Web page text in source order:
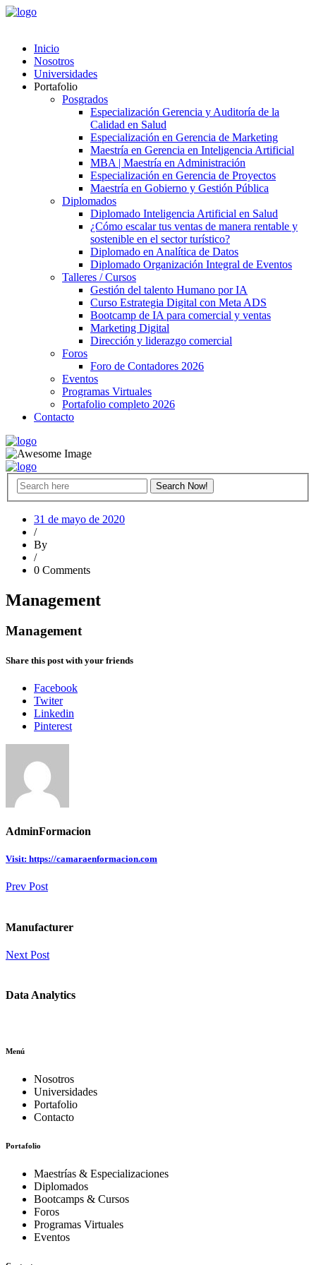
Inicio
Nosotros
Universidades
Portafolio
Posgrados
Especialización Gerencia y Auditoría de la
Calidad en Salud
Especialización en Gerencia de Marketing
Maestría en Gerencia en Inteligencia Artificial
MBA | Maestría en Administración
Especialización en Gerencia de Proyectos
Maestría en Gobierno y Gestión Pública
Diplomados
Diplomado Inteligencia Artificial en Salud
¿Cómo escalar tus ventas de manera rentable y
sostenible en el sector turístico?
Diplomado en Analítica de Datos
Diplomado Organización Integral de Eventos
Talleres / Cursos
Gestión del talento Humano por IA​
Curso Estrategia Digital con Meta ADS
Bootcamp de IA para comercial y ventas
Marketing Digital
Dirección y liderazgo comercial
Foros
Foro de Contadores 2026
Eventos
Programas Virtuales
Portafolio completo 2026
Contacto
31 de mayo de 2020
/
By
/
0 Comments
Management
Management
Share this post with your friends
Facebook
Twiter
Linkedin
Pinterest
AdminFormacion
Visit: https://camaraenformacion.com
Prev Post
Manufacturer
Next Post
Data Analytics
Menú
Nosotros
Universidades
Portafolio
Contacto
Portafolio
Maestrías & Especializaciones
Diplomados
Bootcamps & Cursos
Foros
Programas Virtuales
Eventos